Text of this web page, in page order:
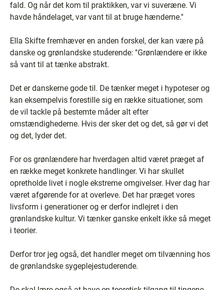
fald. Og når det kom til praktikken, var vi suveræne. Vi
havde håndelaget, var vant til at bruge hænderne.''
Ella Skifte fremhæver en anden forskel, der kan være på
danske og grønlandske studerende: ''Grønlændere er ikke
så vant til at tænke abstrakt.
Det er danskerne gode til. De tænker meget i hypoteser og
kan eksempelvis forestille sig en række situationer, som
de vil tackle på bestemte måder alt efter
omstændighederne. Hvis der sker det og det, så gør vi det
og det, lyder det.
For os grønlændere har hverdagen altid været præget af
en række meget konkrete handlinger. Vi har skullet
opretholde livet i nogle ekstreme omgivelser. Hver dag har
været afgørende for at overleve. Det har præget vores
livsform i generationer og er derfor indlejret i den
grønlandske kultur. Vi tænker ganske enkelt ikke så meget
i teorier.
Derfor tror jeg også, det handler meget om tilvænning hos
de grønlandske sygeplejestuderende.